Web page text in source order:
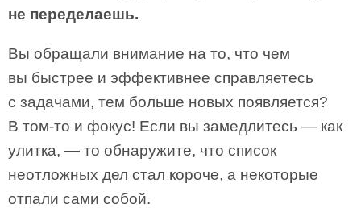
не переделаешь.
Вы обращали внимание на то, что чем
вы быстрее и эффективнее справляетесь
с задачами, тем больше новых появляется?
В том-то и фокус! Если вы замедлитесь — как
улитка, — то обнаружите, что список
неотложных дел стал короче, а некоторые
отпали сами собой.